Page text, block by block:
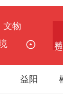
文物
益阳